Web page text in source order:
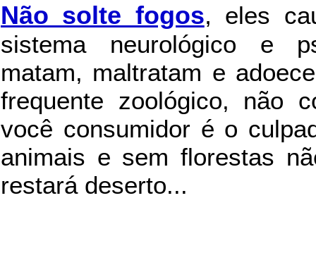
Não solte fogos, eles
sistema neurológico e
matam, maltratam e
frequente zoológico, não
você consumidor é o
animais e sem florestas
restará deserto...